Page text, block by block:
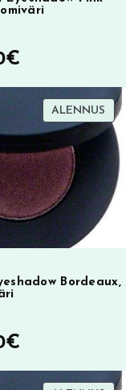
€Nykyinen
hinta
on:
9,90€.
ALENNUS
Bordeaux,
€Nykyinen
hinta